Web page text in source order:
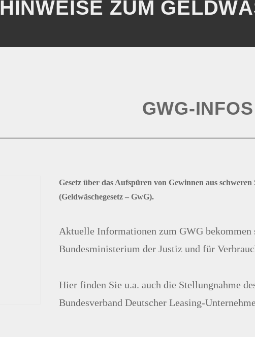
HINWEISE ZUM
GWG-INFOS
Gesetz über das Aufspüren von Gewinnen aus schweren
(Geldwäschegesetz – GwG).
Aktuelle Informationen zum GWG bekommen
Bundesministerium der Justiz und für
Hier finden Sie u.a. auch die Stellungnahme
Bundesverband Deutscher Leasing-